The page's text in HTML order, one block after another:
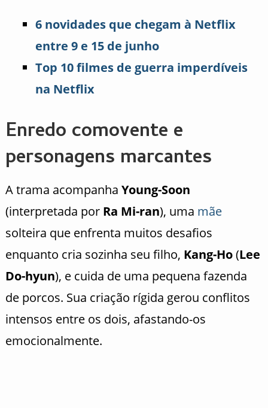
6 novidades que chegam à Netflix
entre 9 e 15 de junho
Top 10 filmes de guerra imperdíveis
na Netflix
Enredo comovente e
personagens marcantes
A trama acompanha Young-Soon
(interpretada por Ra Mi-ran), uma mãe
solteira que enfrenta muitos desafios
enquanto cria sozinha seu filho, Kang-Ho(Lee
Do-hyun), e cuida de uma pequena fazenda
de porcos. Sua criação rígida gerou conflitos
intensos entre os dois, afastando-os
emocionalmente.